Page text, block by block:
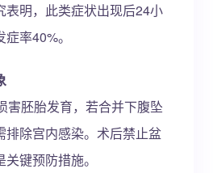
表明，此类症状出现后24小
率40%。
胚胎发育，若合并下腹坠
排除宫内感染。术后禁止盆
键预防措施。